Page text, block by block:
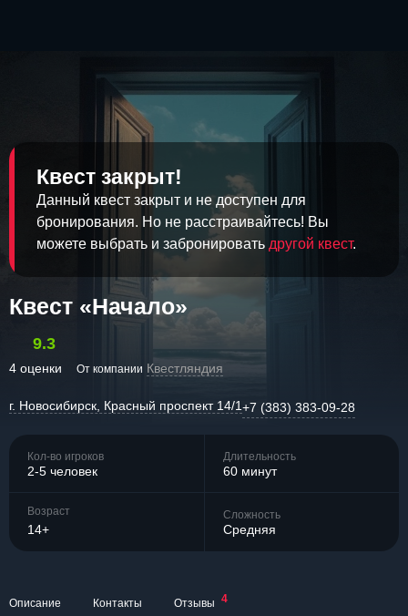
Квест закрыт!
Данный квест закрыт и не доступен для
бронирования. Но не расстраивайтесь! Вы
можете выбрать и забронировать другой квест.
Квест «Начало»
9.3
4 оценки От компании Квестляндия
г. Новосибирск, Красный проспект 14/1+7 (383) 383-09-28
Кол-во игроков
2-5 человек
Длительность
60 минут
Возраст
14+
Сложность
Средняя
Описание Контакты Отзывы 4